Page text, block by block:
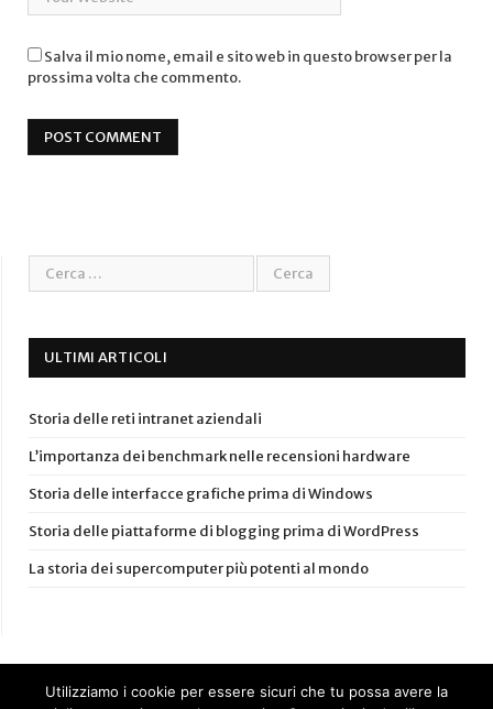
Salva il mio nome, email e sito web in questo browser per la
prossima volta che commento.
ULTIMI ARTICOLI
Storia delle reti intranet aziendali
L’importanza dei benchmark nelle recensioni hardware
Storia delle interfacce grafiche prima di Windows
Storia delle piattaforme di blogging prima di WordPress
La storia dei supercomputer più potenti al mondo
Utilizziamo i cookie per essere sicuri che tu possa avere la